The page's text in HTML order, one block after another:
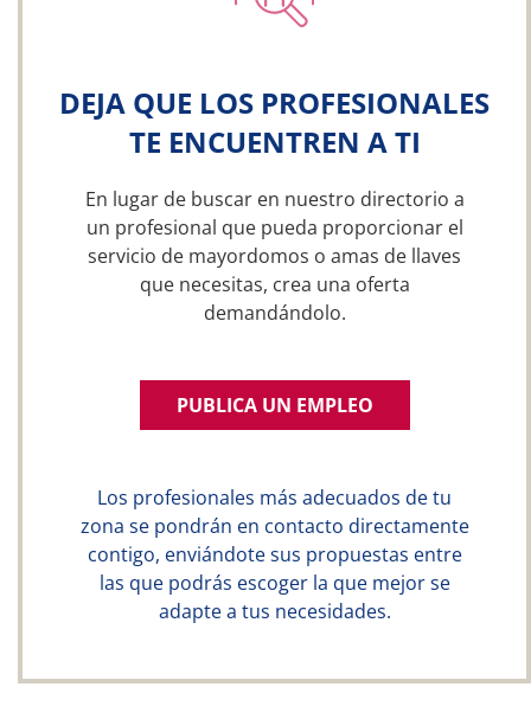
DEJA QUE LOS PROFESIONALES
TE ENCUENTREN A TI
En lugar de buscar en nuestro directorio a
un profesional que pueda proporcionar el
servicio de mayordomos o amas de llaves
que necesitas, crea una oferta
demandándolo.
PUBLICA UN EMPLEO
Los profesionales más adecuados de tu
zona se pondrán en contacto directamente
contigo, enviándote sus propuestas entre
las que podrás escoger la que mejor se
adapte a tus necesidades.